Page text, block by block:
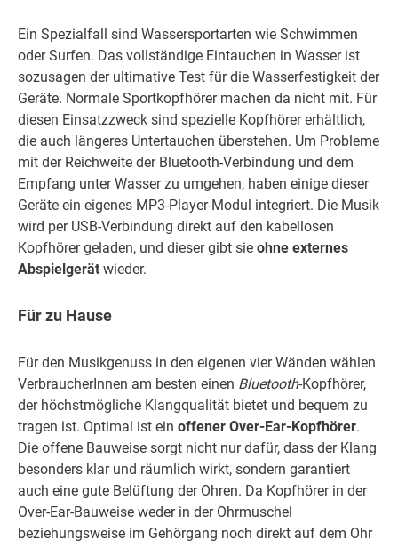
Ein Spezialfall sind Wassersportarten wie Schwimmen
oder Surfen. Das vollständige Eintauchen in Wasser ist
sozusagen der ultimative Test für die Wasserfestigkeit der
Geräte. Normale Sportkopfhörer machen da nicht mit. Für
diesen Einsatzzweck sind spezielle Kopfhörer erhältlich,
die auch längeres Untertauchen überstehen. Um Probleme
mit der Reichweite der Bluetooth-Verbindung und dem
Empfang unter Wasser zu umgehen, haben einige dieser
Geräte ein eigenes MP3-Player-Modul integriert. Die Musik
wird per USB-Verbindung direkt auf den kabellosen
Kopfhörer geladen, und dieser gibt sie ohne externes
Abspielgerät wieder.
Für zu Hause
Für den Musikgenuss in den eigenen vier Wänden wählen
VerbraucherInnen am besten einen Bluetooth-Kopfhörer,
der höchstmögliche Klangqualität bietet und bequem zu
tragen ist. Optimal ist ein offener Over-Ear-Kopfhörer.
Die offene Bauweise sorgt nicht nur dafür, dass der Klang
besonders klar und räumlich wirkt, sondern garantiert
auch eine gute Belüftung der Ohren. Da Kopfhörer in der
Over-Ear-Bauweise weder in der Ohrmuschel
beziehungsweise im Gehörgang noch direkt auf dem Ohr